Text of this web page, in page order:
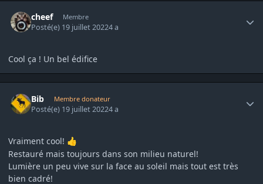
cheef Membre
Posté(e) 19 juillet 20224 a
Cool ça ! Un bel édifice
Bib Membre donateur
Posté(e) 19 juillet 20224 a
Vraiment cool! 👍
Restauré mais toujours dans son milieu naturel!
Lumière un peu vive sur la face au soleil mais tout est très
bien cadré!